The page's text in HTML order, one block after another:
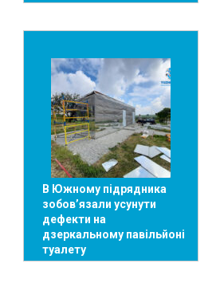
В Южному підрядника
зобов’язали усунути
дефекти на
дзеркальному павільйоні
туалету